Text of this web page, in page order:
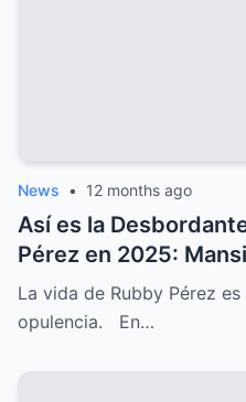
News • 12 months ago
Así es la
Pérez en 2025:
que Parecen de
La vida de Rubby Pérez
opulencia. En…